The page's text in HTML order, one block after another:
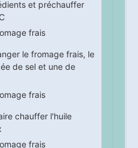
et préchauffer
le fromage frais, le
de sel et une de
chauffer l'huile